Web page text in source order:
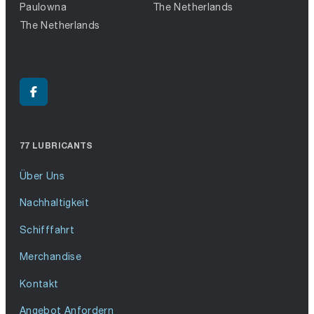
Paulowna
The Netherlands
The Netherlands
77 LUBRICANTS
Über Uns
Nachhaltigkeit
Schifffahrt
Merchandise
Kontakt
Angebot Anfordern